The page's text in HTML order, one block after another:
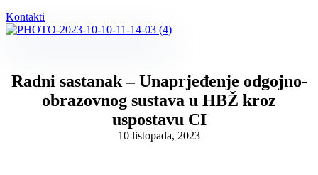
Kontakti
Radni sastanak – Unaprjeđenje odgojno-
obrazovnog sustava u HBŽ kroz
uspostavu CI
10 listopada, 2023